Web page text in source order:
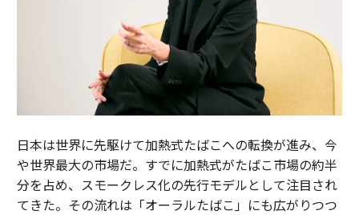
日本は世界に先駆けて加熱式たばこへの転換が進み、今
や世界最大の市場だ。すでに加熱式がたばこ市場の約半
分を占め、スモークレス化の先行モデルとして注目され
てきた。その流れは「オーラルたばこ」にも広がりつつ